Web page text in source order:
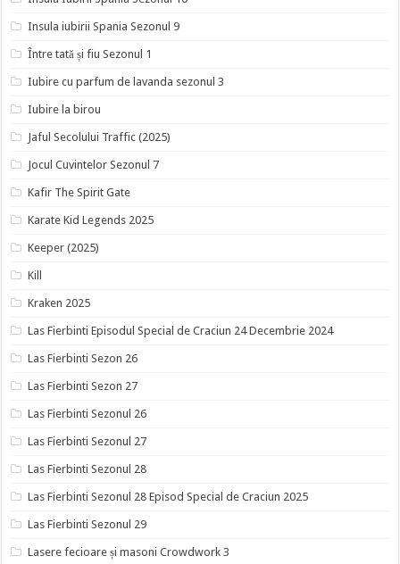
Insula iubirii Spania Sezonul 9
Între tată și fiu Sezonul 1
Iubire cu parfum de lavanda sezonul 3
Iubire la birou
Jaful Secolului Traffic (2025)
Jocul Cuvintelor Sezonul 7
Kafir The Spirit Gate
Karate Kid Legends 2025
Keeper (2025)
Kill
Kraken 2025
Las Fierbinti Episodul Special de Craciun 24 Decembrie 2024
Las Fierbinti Sezon 26
Las Fierbinti Sezon 27
Las Fierbinti Sezonul 26
Las Fierbinti Sezonul 27
Las Fierbinti Sezonul 28
Las Fierbinti Sezonul 28 Episod Special de Craciun 2025
Las Fierbinti Sezonul 29
Lasere fecioare și masoni Crowdwork 3